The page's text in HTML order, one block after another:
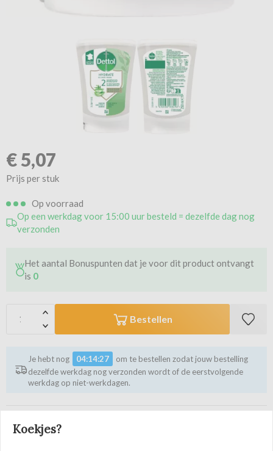
€5,07
Prijs per stuk
Op voorraad
Op een werkdag voor 15:00 uur besteld = dezelfde dag nog
verzonden
Het aantal Bonuspunten dat je voor dit product ontvangt
is 0
Bestellen
Je hebt nog 04:14:26
om te bestellen zodat jouw bestelling
dezelfde werkdag nog verzonden wordt of de eerstvolgende
werkdag op niet-werkdagen.
Koekjes?